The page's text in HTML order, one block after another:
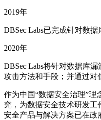
2019年
DBSec Labs已完成针对数据
2020年
DBSec Labs将针对数据库
攻击方法和手段；并通过对
作为中国“数据安全治理”
究，为数据安全技术研发
安全产品与解决方案已在政